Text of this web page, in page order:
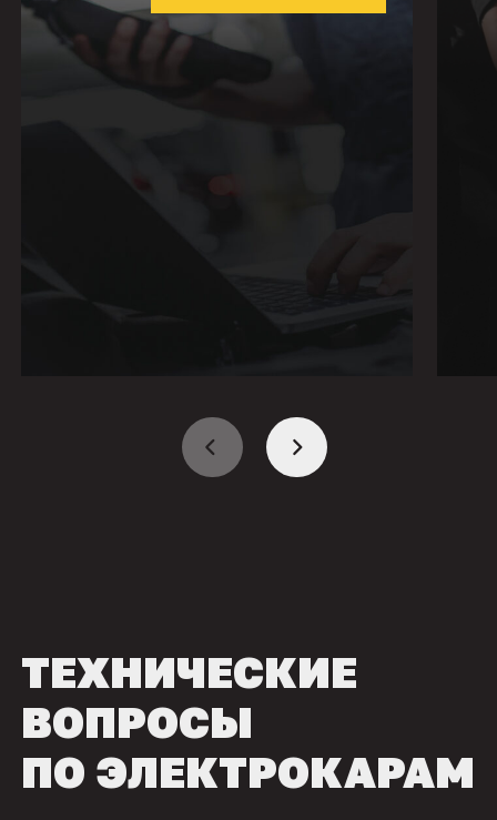
ТЕХНИЧЕСКИЕ
ВОПРОСЫ
ПО ЭЛЕКТРОКАРАМ